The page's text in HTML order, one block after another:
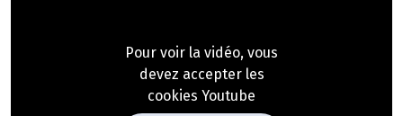
Pour voir la vidéo, vous
devez accepter les
cookies Youtube